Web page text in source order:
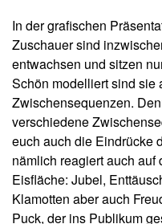
In der grafischen
Zuschauer sind
entwachsen und sitzen
Schön modelliert sind sie
Zwischensequenzen.
verschiedene
euch auch die Eindrücke
nämlich reagiert auch auf
Eisfläche: Jubel,
Klamotten aber auch
Puck, der ins Publikum